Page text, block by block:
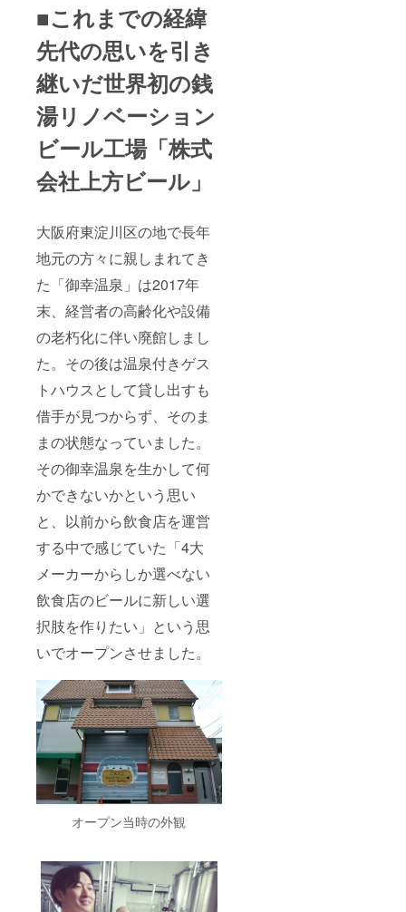
■これまでの経緯
先代の思いを引き
継いだ世界初の銭
湯リノベーション
ビール工場「株式
会社上方ビール」
大阪府東淀川区の地で長年
地元の方々に親しまれてき
た「御幸温泉」は2017年
末、経営者の高齢化や設備
の老朽化に伴い廃館しまし
た。その後は温泉付きゲス
トハウスとして貸し出すも
借手が見つからず、そのま
まの状態なっていました。
その御幸温泉を生かして何
かできないかという思い
と、以前から飲食店を運営
する中で感じていた「4大
メーカーからしか選べない
飲食店のビールに新しい選
択肢を作りたい」という思
いでオープンさせました。
オープン当時の外観